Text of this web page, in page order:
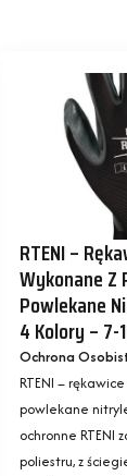
RTENI –
Wykonane Z
Powlekane
4 Kolory – 7-
Ochrona
RTENI –
powlekane
ochronne RTENI
poliestru, z